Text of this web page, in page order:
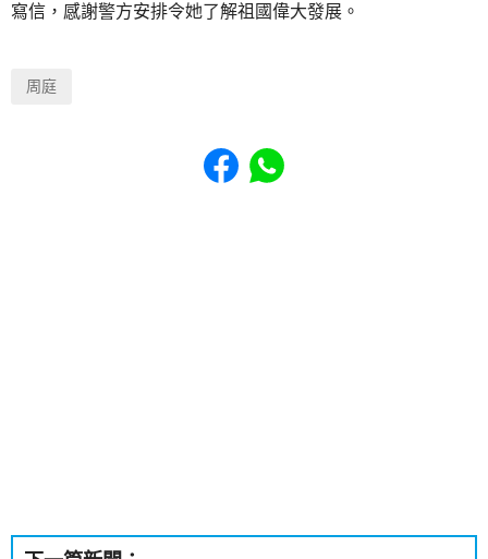
寫信，感謝警方安排令她了解祖國偉大發展。
周庭
Share to Facebook
Share to WhatsApp